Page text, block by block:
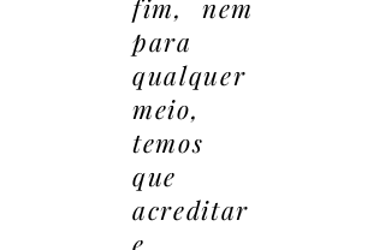
fim, nem
para
qualquer
meio,
temos
que
acreditar
e